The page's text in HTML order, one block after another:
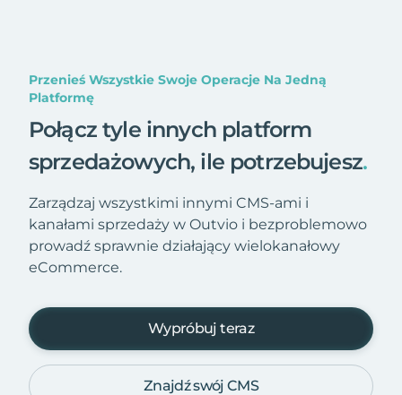
Przenieś Wszystkie Swoje Operacje Na Jedną
Platformę
Połącz tyle innych platform
sprzedażowych, ile potrzebujesz.
Zarządzaj wszystkimi innymi CMS-ami i
kanałami sprzedaży w Outvio i bezproblemowo
prowadź sprawnie działający wielokanałowy
eCommerce.
Wypróbuj teraz
Znajdź swój CMS